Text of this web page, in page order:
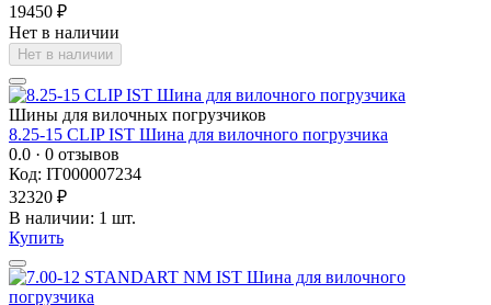
19450 ₽
Нет в наличии
Нет в наличии
Шины для вилочных погрузчиков
8.25-15 CLIP IST Шина для вилочного погрузчика
0.0 · 0 отзывов
Код: IT000007234
32320 ₽
В наличии: 1 шт.
Купить